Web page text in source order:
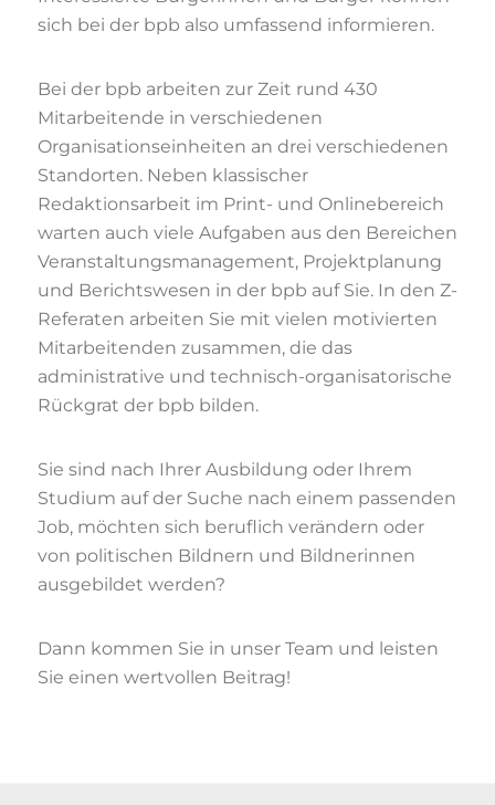
sich bei der bpb also umfassend informieren.
Bei der bpb arbeiten zur Zeit rund 430
Mitarbeitende in verschiedenen
Organisationseinheiten an drei verschiedenen
Standorten. Neben klassischer
Redaktionsarbeit im Print- und Onlinebereich
warten auch viele Aufgaben aus den Bereichen
Veranstaltungsmanagement, Projektplanung
und Berichtswesen in der bpb auf Sie. In den Z-
Referaten arbeiten Sie mit vielen motivierten
Mitarbeitenden zusammen, die das
administrative und technisch-organisatorische
Rückgrat der bpb bilden.
Sie sind nach Ihrer Ausbildung oder Ihrem
Studium auf der Suche nach einem passenden
Job, möchten sich beruflich verändern oder
von politischen Bildnern und Bildnerinnen
ausgebildet werden?
Dann kommen Sie in unser Team und leisten
Sie einen wertvollen Beitrag!